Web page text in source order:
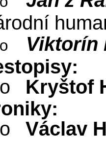
o
Viktorín
o
Kryštof
o Václav